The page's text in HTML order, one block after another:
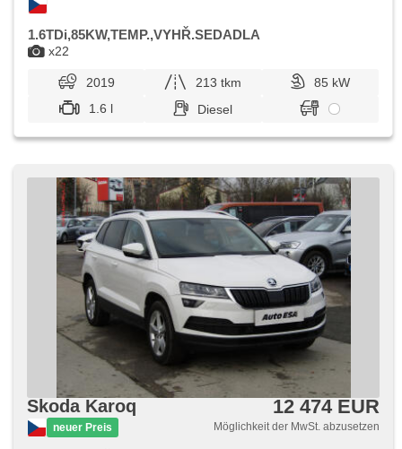
x22
1.6TDi,85KW,TEMP.,VYHŘ.SEDADLA
2019 213 tkm
85 kW
1.6 l
Diesel
Skoda Karoq
neuer Preis
12 474 EUR
Möglichkeit der MwSt. abzusetzen